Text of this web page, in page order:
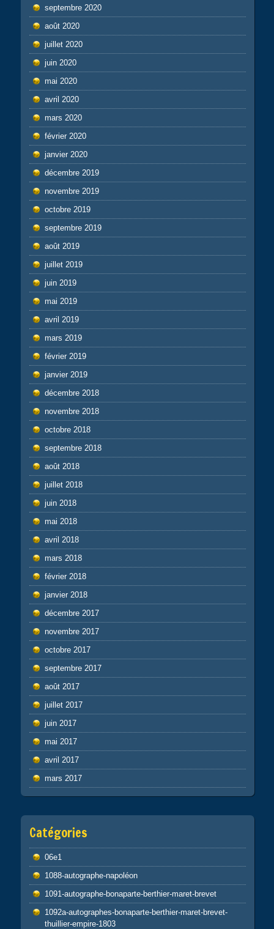
septembre 2020
août 2020
juillet 2020
juin 2020
mai 2020
avril 2020
mars 2020
février 2020
janvier 2020
décembre 2019
novembre 2019
octobre 2019
septembre 2019
août 2019
juillet 2019
juin 2019
mai 2019
avril 2019
mars 2019
février 2019
janvier 2019
décembre 2018
novembre 2018
octobre 2018
septembre 2018
août 2018
juillet 2018
juin 2018
mai 2018
avril 2018
mars 2018
février 2018
janvier 2018
décembre 2017
novembre 2017
octobre 2017
septembre 2017
août 2017
juillet 2017
juin 2017
mai 2017
avril 2017
mars 2017
Catégories
06e1
1088-autographe-napoléon
1091-autographe-bonaparte-berthier-maret-brevet
1092a-autographes-bonaparte-berthier-maret-brevet-
thuillier-empire-1803